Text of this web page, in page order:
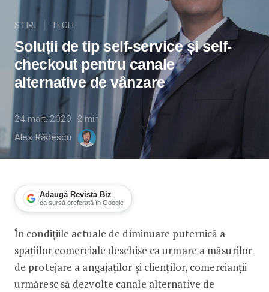
STIRI TECH
Soluții de tip self-service și self-
checkout pentru canale
alternative de vânzare
24 mart. 2020 2 min
Alex Rădescu
Adaugă Revista Biz
ca sursă preferată în Google
Soluții de tip self-service și self-
În condițiile actuale de diminuare puternică a
spațiilor comerciale deschise ca urmare a măsurilor
de protejare a angajaților și clienților, comercianții
urmăresc să dezvolte canale alternative de